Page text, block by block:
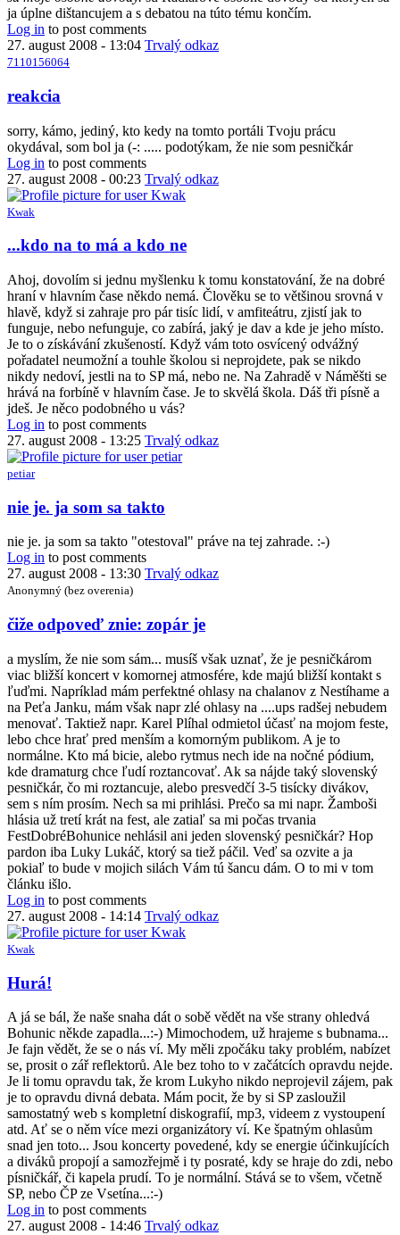
ja úplne dištancujem a s debatou na túto tému končím.
Log in to post comments
27. august 2008 - 13:04 Trvalý odkaz
7110156064
reakcia
sorry, kámo, jediný, kto kedy na tomto portáli Tvoju prácu
okydával, som bol ja (-: ..... podotýkam, že nie som pesničkár
Log in to post comments
27. august 2008 - 00:23 Trvalý odkaz
Kwak
...kdo na to má a kdo ne
Ahoj, dovolím si jednu myšlenku k tomu konstatování, že na dobré
hraní v hlavním čase někdo nemá. Člověku se to většinou srovná v
hlavě, když si zahraje pro pár tisíc lidí, v amfiteátru, zjistí jak to
funguje, nebo nefunguje, co zabírá, jaký je dav a kde je jeho místo.
Je to o získávání zkušeností. Když vám toto osvícený odvážný
pořadatel neumožní a touhle školou si neprojdete, pak se nikdo
nikdy nedoví, jestli na to SP má, nebo ne. Na Zahradě v Náměšti se
hrává na forbíně v hlavním čase. Je to skvělá škola. Dáš tři písně a
jdeš. Je něco podobného u vás?
Log in to post comments
27. august 2008 - 13:25 Trvalý odkaz
petiar
In
reply
to
...kdo
na
to
má
a
kdo
by
Kwak
nie je. ja som sa takto
nie je. ja som sa takto "otestoval" práve na tej zahrade. :-)
Log in to post comments
27. august 2008 - 13:30 Trvalý odkaz
Anonymný (bez overenia)
In
reply
nie
je.
ja
som
sa
takto
by
petiar
čiže odpoveď znie: zopár je
a myslím, že nie som sám... musíš však uznať, že je pesničkárom
viac bližší koncert v komornej atmosfére, kde majú bližší kontakt s
ľuďmi. Napríklad mám perfektné ohlasy na chalanov z Nestíhame a
na Peťa Janku, mám však napr zlé ohlasy na ....ups radšej nebudem
menovať. Taktiež napr. Karel Plíhal odmietol účasť na mojom feste,
lebo chce hrať pred menším a komorným publikom. A je to
normálne. Kto má bicie, alebo rytmus nech ide na nočné pódium,
kde dramaturg chce ľudí roztancovať. Ak sa nájde taký slovenský
pesničkár, čo mi roztancuje, alebo presvedčí 3-5 tisícky divákov,
sem s ním prosím. Nech sa mi prihlási. Prečo sa mi napr. Žamboši
hlásia už tretí krát na fest, ale zatiaľ sa mi počas trvania
FestDobréBohunice nehlásil ani jeden slovenský pesničkár? Hop
pardon iba Luky Lukáč, ktorý sa tiež páčil. Veď sa ozvite a ja
pokiaľ to bude v mojich silách Vám tú šancu dám. O to mi v tom
článku išlo.
Log in to post comments
27. august 2008 - 14:14 Trvalý odkaz
Kwak
In
reply
to
čiže
odpoveď
znie:
zopár
je
by
Anonymný
(bez
overenia)
Hurá!
A já se bál, že naše snaha dát o sobě vědět na vše strany ohledvá
Bohunic někde zapadla...:-) Mimochodem, už hrajeme s bubnama...
Je fajn vědět, že se o nás ví. My měli zpočáku taky problém, nabízet
se, prosit o zář reflektorů. Ale bez toho to v začátcích opravdu nejde.
Je li tomu opravdu tak, že krom Lukyho nikdo neprojevil zájem, pak
je to opravdu divná debata. Mám pocit, že by si SP zasloužil
samostatný web s kompletní diskografií, mp3, videem z vystoupení
atd. Ať se o něm více mezi organizátory ví. Ke špatným ohlasům
snad jen toto... Jsou koncerty povedené, kdy se energie účinkujících
a diváků propojí a samozřejmě i ty posraté, kdy se hraje do zdi, nebo
písničkář, či kapela prudí. To je normální. Stává se to všem, včetně
SP, nebo ČP ze Vsetína...:-)
Log in to post comments
27. august 2008 - 14:46 Trvalý odkaz